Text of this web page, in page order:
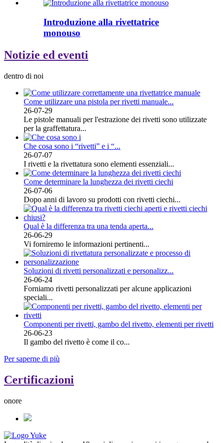
Introduzione alla rivettatrice
monouso
Notizie ed eventi
dentro di noi
Come utilizzare una pistola per rivetti manuale...
26-07-29
Le pistole manuali per l'estrazione dei rivetti sono utilizzate
per la graffettatura...
Che cosa sono i “rivetti” e i “...
26-07-07
I rivetti e la rivettatura sono elementi essenziali...
Come determinare la lunghezza dei rivetti ciechi
26-07-06
Dopo anni di lavoro su prodotti con rivetti ciechi...
Qual è la differenza tra una tenda aperta...
26-06-29
Vi forniremo le informazioni pertinenti...
Soluzioni di rivetti personalizzati e personalizz...
26-06-24
Forniamo rivetti personalizzati per alcune applicazioni
speciali...
Componenti per rivetti, gambo del rivetto, elementi per rivetti
26-06-23
Il gambo del rivetto è come il co...
Per saperne di più
Certificazioni
onore